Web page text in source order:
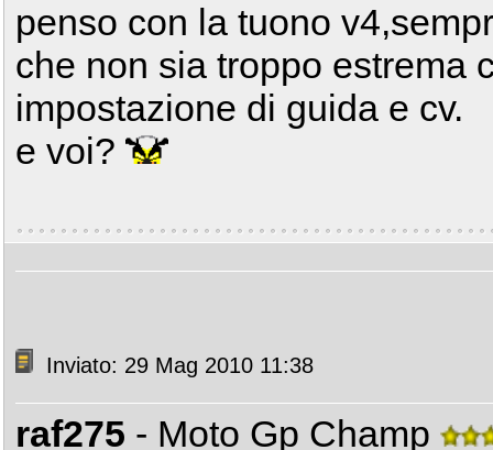
penso con la tuono
che non sia troppo estrema
impostazione di guida e cv.
e voi?
Inviato: 29 Mag 2010 11:38
raf275 - Moto Gp Champ